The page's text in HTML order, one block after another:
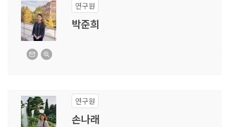
연구원
박준희
연구원
손나래